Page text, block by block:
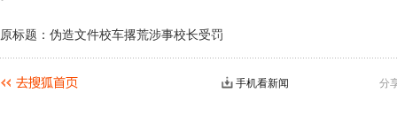
原标题：伪造文件校车撂荒涉事校长受罚
分
手机看新闻